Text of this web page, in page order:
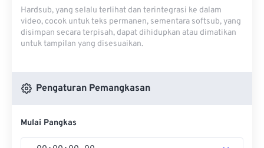
Hardsub, yang selalu terlihat dan terintegrasi ke dalam
video, cocok untuk teks permanen, sementara softsub, yang
disimpan secara terpisah, dapat dihidupkan atau dimatikan
untuk tampilan yang disesuaikan.
Pengaturan Pemangkasan
Mulai Pangkas